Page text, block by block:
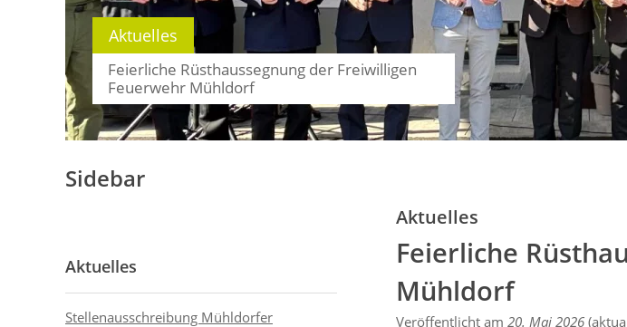
Aktuelles
Feierliche Rüsthaussegnung der Freiwilligen
Feuerwehr Mühldorf
Aktuelles
Feierliche
Mühldorf
Veröffentlicht am 20. Mai 2026
Sidebar
Aktuelles
Stellenausschreibung Mühldorfer